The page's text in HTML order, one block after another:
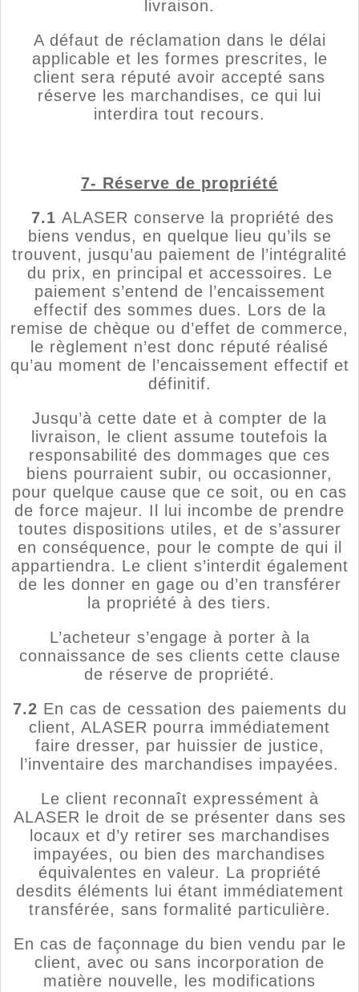
livraison.
A défaut de réclamation dans le délai
applicable et les formes prescrites, le
client sera réputé avoir accepté sans
réserve les marchandises, ce qui lui
interdira tout recours.
7- Réserve de propriété
7.1 ALASER conserve la propriété des
biens vendus, en quelque lieu qu’ils se
trouvent, jusqu’au paiement de l’intégralité
du prix, en principal et accessoires. Le
paiement s’entend de l’encaissement
effectif des sommes dues. Lors de la
remise de chèque ou d’effet de commerce,
le règlement n’est donc réputé réalisé
qu’au moment de l’encaissement effectif et
définitif.
Jusqu’à cette date et à compter de la
livraison, le client assume toutefois la
responsabilité des dommages que ces
biens pourraient subir, ou occasionner,
pour quelque cause que ce soit, ou en cas
de force majeur. Il lui incombe de prendre
toutes dispositions utiles, et de s’assurer
en conséquence, pour le compte de qui il
appartiendra. Le client s’interdit également
de les donner en gage ou d’en transférer
la propriété à des tiers.
L’acheteur s’engage à porter à la
connaissance de ses clients cette clause
de réserve de propriété.
7.2 En cas de cessation des paiements du
client, ALASER pourra immédiatement
faire dresser, par huissier de justice,
l’inventaire des marchandises impayées.
Le client reconnaît expressément à
ALASER le droit de se présenter dans ses
locaux et d’y retirer ses marchandises
impayées, ou bien des marchandises
équivalentes en valeur. La propriété
desdits éléments lui étant immédiatement
transférée, sans formalité particulière.
En cas de façonnage du bien vendu par le
client, avec ou sans incorporation de
matière nouvelle, les modifications